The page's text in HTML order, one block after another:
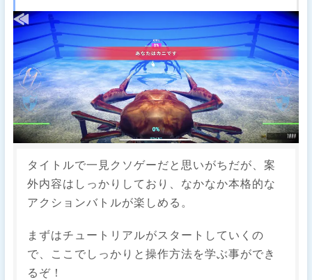
タイトルで一見クソゲーだと思いがちだが、案
外内容はしっかりしており、なかなか本格的な
アクションバトルが楽しめる。
まずはチュートリアルがスタートしていくの
で、ここでしっかりと操作方法を学ぶ事ができ
るぞ！